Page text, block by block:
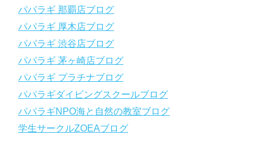
https://www.papalagi.co.jp/lp/line_registration/.
YouTubeで言えない話をこっそり配信
◆ライセンス取得の前に知っておきたい情報満載の動画はコチラ
https://youtu.be/UBiZ64WlU7c?si=I5rkY-mkfTCxZVn7
◆ライセンス取得コースについて知りたい方はコチラ
ode
【パパラギダイビングスクール ホームページ】
https://www.papalagi.co.jp
パパラギ 那覇店ブログ
パパラギ 厚木店ブログ
パパラギ 渋谷店ブログ
パパラギ 茅ヶ崎店ブログ
パパラギ プラチナブログ
パパラギダイビングスクールブログ
パパラギNPO海と自然の教室ブログ
学生サークルZOEAブログ